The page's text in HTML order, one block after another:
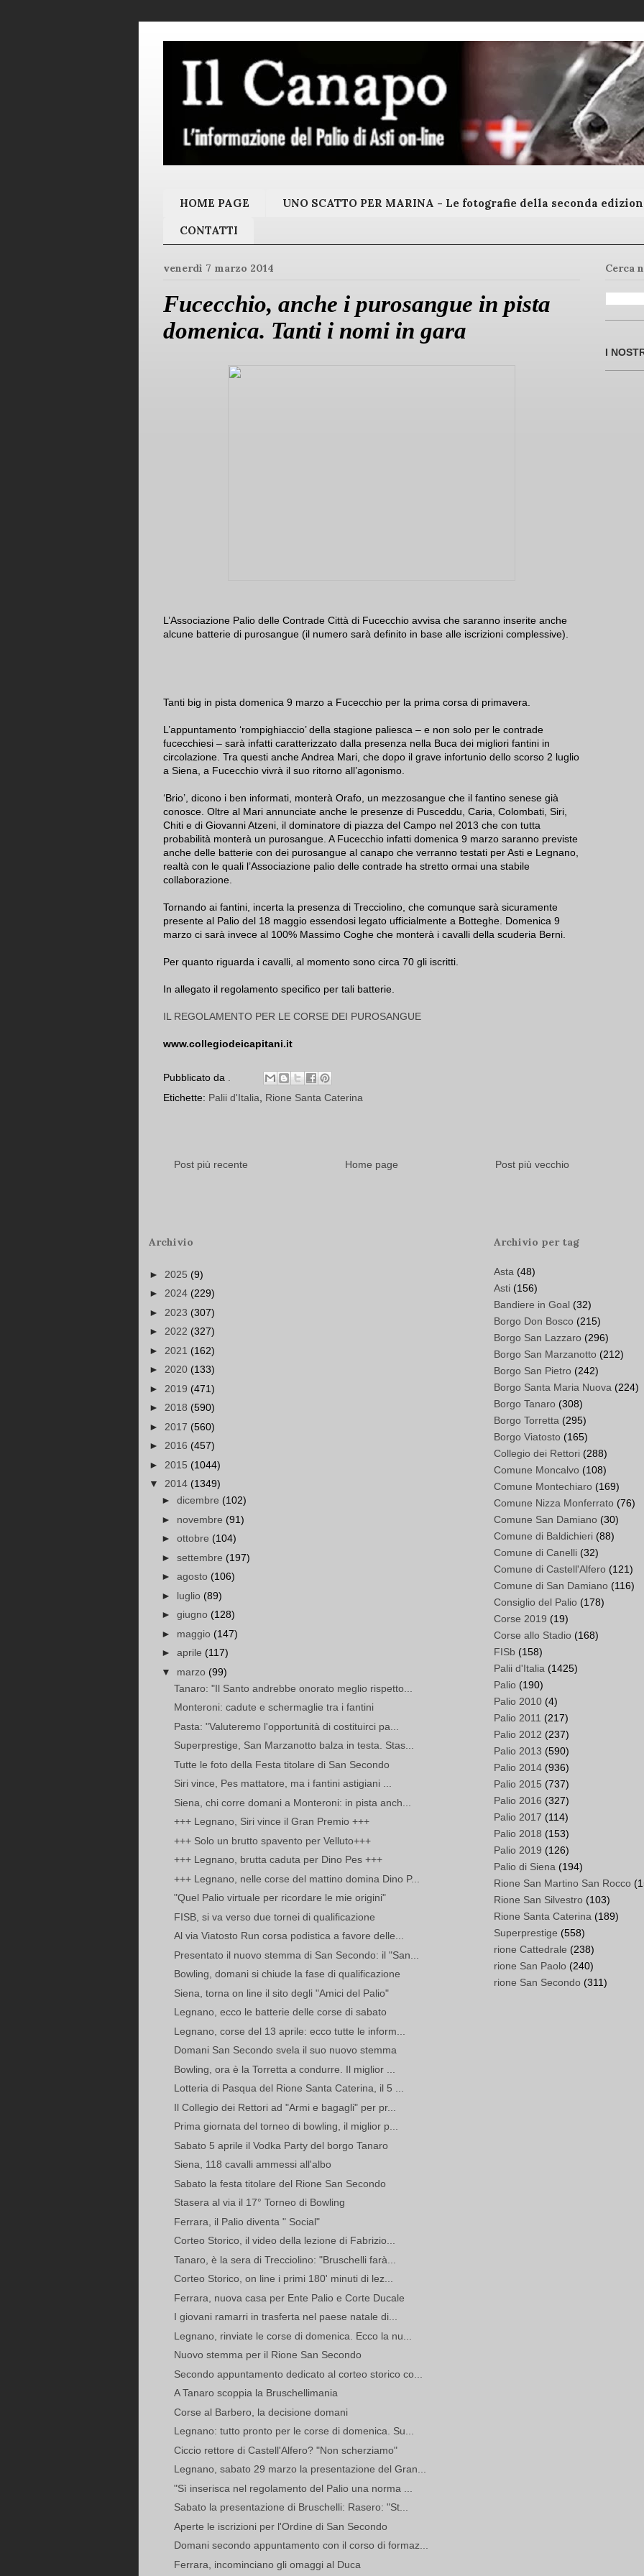
HOME PAGE UNO SCATTO PER MARINA - Le fotografie della seconda
CONTATTI
venerdì 7 marzo 2014
Fucecchio, anche i purosangue in pista
domenica. Tanti i nomi in gara
L’Associazione Palio delle Contrade Città di Fucecchio avvisa che saranno inserite anche
alcune batterie di purosangue (il numero sarà definito in base alle iscrizioni complessive).
Tanti big in pista domenica 9 marzo a Fucecchio per la prima corsa di primavera.
L’appuntamento ‘rompighiaccio’ della stagione paliesca – e non solo per le contrade
fucecchiesi – sarà infatti caratterizzato dalla presenza nella Buca dei migliori fantini in
circolazione. Tra questi anche Andrea Mari, che dopo il grave infortunio dello scorso 2 luglio
a Siena, a Fucecchio vivrà il suo ritorno all’agonismo.
‘Brio’, dicono i ben informati, monterà Orafo, un mezzosangue che il fantino senese già
conosce. Oltre al Mari annunciate anche le presenze di Pusceddu, Caria, Colombati, Siri,
Chiti e di Giovanni Atzeni, il dominatore di piazza del Campo nel 2013 che con tutta
probabilità monterà un purosangue. A Fucecchio infatti domenica 9 marzo saranno previste
anche delle batterie con dei purosangue al canapo che verranno testati per Asti e Legnano,
realtà con le quali l’Associazione palio delle contrade ha stretto ormai una stabile
collaborazione.
Tornando ai fantini, incerta la presenza di Trecciolino, che comunque sarà sicuramente
presente al Palio del 18 maggio essendosi legato ufficialmente a Botteghe. Domenica 9
marzo ci sarà invece al 100% Massimo Coghe che monterà i cavalli della scuderia Berni.
Per quanto riguarda i cavalli, al momento sono circa 70 gli iscritti.
In allegato il regolamento specifico per tali batterie.
IL REGOLAMENTO PER LE CORSE DEI PUROSANGUE
www.collegiodeicapitani.it
Pubblicato da
Etichette: Palii d'Italia, Rione Santa Caterina
Post più recente Post più vecchio
Home page
Cerca
I
Archivio
► 2025 (9)
► 2024 (229)
► 2023 (307)
► 2022 (327)
► 2021 (162)
► 2020 (133)
► 2019 (471)
► 2018 (590)
► 2017 (560)
► 2016 (457)
► 2015 (1044)
▼ 2014 (1349)
► dicembre (102)
► novembre (91)
► ottobre (104)
► settembre (197)
► agosto (106)
► luglio (89)
► giugno (128)
► maggio (147)
► aprile (117)
▼ marzo (99)
Tanaro: "Il Santo andrebbe onorato meglio rispetto...
Monteroni: cadute e schermaglie tra i fantini
Pasta: "Valuteremo l'opportunità di costituirci pa...
Superprestige, San Marzanotto balza in testa. Stas...
Tutte le foto della Festa titolare di San Secondo
Siri vince, Pes mattatore, ma i fantini astigiani ...
Siena, chi corre domani a Monteroni: in pista anch...
+++ Legnano, Siri vince il Gran Premio +++
+++ Solo un brutto spavento per Velluto+++
+++ Legnano, brutta caduta per Dino Pes +++
+++ Legnano, nelle corse del mattino domina Dino P...
"Quel Palio virtuale per ricordare le mie origini"
FISB, si va verso due tornei di qualificazione
Al via Viatosto Run corsa podistica a favore delle...
Presentato il nuovo stemma di San Secondo: il "San...
Bowling, domani si chiude la fase di qualificazione
Siena, torna on line il sito degli "Amici del Palio"
Legnano, ecco le batterie delle corse di sabato
Legnano, corse del 13 aprile: ecco tutte le inform...
Domani San Secondo svela il suo nuovo stemma
Bowling, ora è la Torretta a condurre. Il miglior ...
Lotteria di Pasqua del Rione Santa Caterina, il 5 ...
Il Collegio dei Rettori ad "Armi e bagagli" per pr...
Prima giornata del torneo di bowling, il miglior p...
Sabato 5 aprile il Vodka Party del borgo Tanaro
Siena, 118 cavalli ammessi all'albo
Sabato la festa titolare del Rione San Secondo
Stasera al via il 17° Torneo di Bowling
Ferrara, il Palio diventa " Social"
Corteo Storico, il video della lezione di Fabrizio...
Tanaro, è la sera di Trecciolino: "Bruschelli farà...
Corteo Storico, on line i primi 180' minuti di lez...
Ferrara, nuova casa per Ente Palio e Corte Ducale
I giovani ramarri in trasferta nel paese natale di...
Legnano, rinviate le corse di domenica. Ecco la nu...
Nuovo stemma per il Rione San Secondo
Secondo appuntamento dedicato al corteo storico co...
A Tanaro scoppia la Bruschellimania
Corse al Barbero, la decisione domani
Legnano: tutto pronto per le corse di domenica. Su...
Ciccio rettore di Castell'Alfero? "Non scherziamo"
Legnano, sabato 29 marzo la presentazione del Gran...
"Sì inserisca nel regolamento del Palio una norma ...
Sabato la presentazione di Bruschelli: Rasero: "St...
Aperte le iscrizioni per l'Ordine di San Secondo
Domani secondo appuntamento con il corso di formaz...
Ferrara, incominciano gli omaggi al Duca
Archivio per tag
Asta (48)
Asti (156)
Bandiere in Goal (32)
Borgo Don Bosco (215)
Borgo San Lazzaro (296)
Borgo San Marzanotto (212)
Borgo San Pietro (242)
Borgo Santa Maria Nuova (224)
Borgo Tanaro (308)
Borgo Torretta (295)
Borgo Viatosto (165)
Collegio dei Rettori (288)
Comune Moncalvo (108)
Comune Montechiaro (169)
Comune Nizza Monferrato (76)
Comune San Damiano (30)
Comune di Baldichieri (88)
Comune di Canelli (32)
Comune di Castell'Alfero (121)
Comune di San Damiano (116)
Consiglio del Palio (178)
Corse 2019 (19)
Corse allo Stadio (168)
FISb (158)
Palii d'Italia (1425)
Palio (190)
Palio 2010 (4)
Palio 2011 (217)
Palio 2012 (237)
Palio 2013 (590)
Palio 2014 (936)
Palio 2015 (737)
Palio 2016 (327)
Palio 2017 (114)
Palio 2018 (153)
Palio 2019 (126)
Palio di Siena (194)
Rione San Martino San Rocco
Rione San Silvestro (103)
Rione Santa Caterina (189)
Superprestige (558)
rione Cattedrale (238)
rione San Paolo (240)
rione San Secondo (311)